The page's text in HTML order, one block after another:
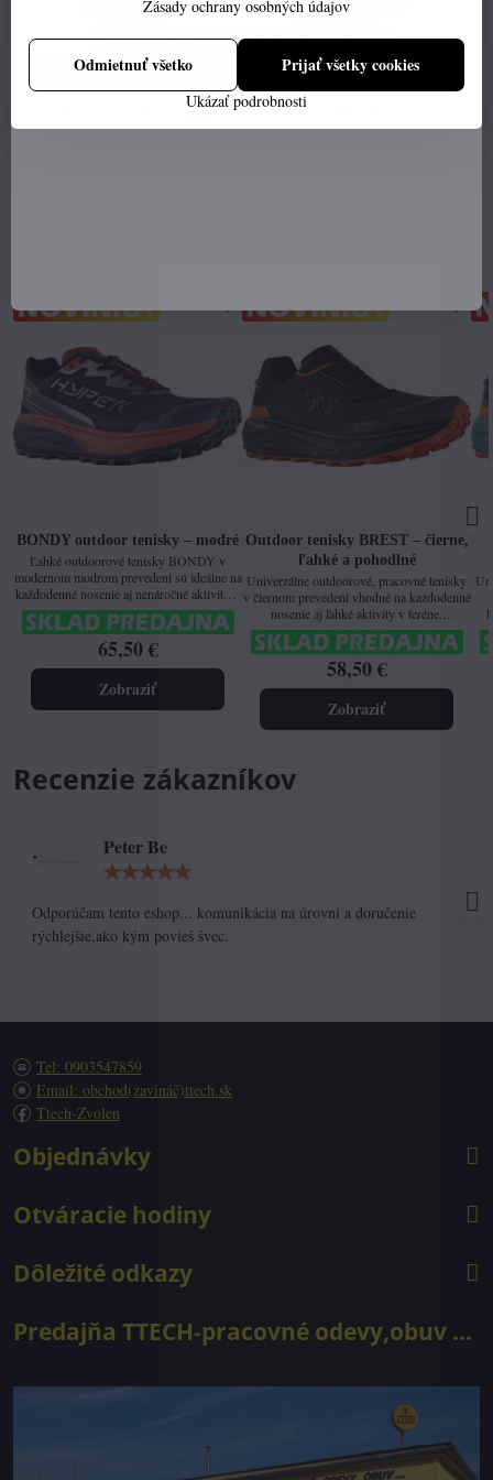
Zobraziť Zobraziť
Outdoor tenisky
BONDY outdoor tenisky – modré
Ľahké outdoorové tenisky BONDY v
modernom modrom prevedení sú ideálne na
každodenné nosenie aj nenáročné aktivity v
prírode. Kombinujú pohodlie, nízku
hmotnosť a funkčné materiály pre
maximálny komfort počas celého dňa.
65,50 €
Zobraziť
Outdoor tenisky BREST – čierne,
ľahké a pohodlné
Univerzálne outdoorové, pracovné tenisky
v čiernom prevedení vhodné na každodenné
nosenie aj ľahké aktivity v teréne.
Kombinujú nízku hmotnosť, komfort a
odolnosť voči vlhkosti.
58,50 €
Zobraziť
Recenzie zákazníkov
Peter Be
5
Odporúčam tento eshop... komunikácia na úrovni a doručenie
rýchlejšie,ako kým povieš švec.
Tel: 0903547859
Email: obchod(zavináč)ttech.sk
Ttech-Zvolen
Objednávky
Otváracie hodiny
Dôležité odkazy
Predajňa TTECH-pracovné odevy,obuv ...
Zásady ochrany osobných údajov
Ukázať podrobnosti
Prijať všetky cookies
Odmietnuť všetko